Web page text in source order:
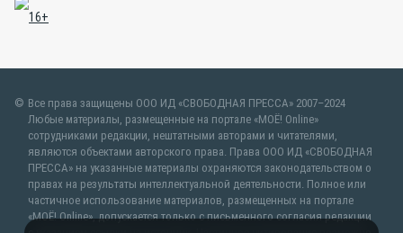
Все права защищены ООО ИД «СВОБОДНАЯ ПРЕССА» 2007–2024
Любые материалы, размещенные на портале «МОЁ! Online»
сотрудниками редакции, нештатными авторами и читателями,
являются объектами авторского права. Права ООО ИД «СВОБОДНАЯ
ПРЕССА» на указанные материалы охраняются законодательством о
правах на результаты интеллектуальной деятельности. Полное или
частичное использование материалов, размещенных на портале
«МОЁ! Online», допускается только с письменного согласия редакции